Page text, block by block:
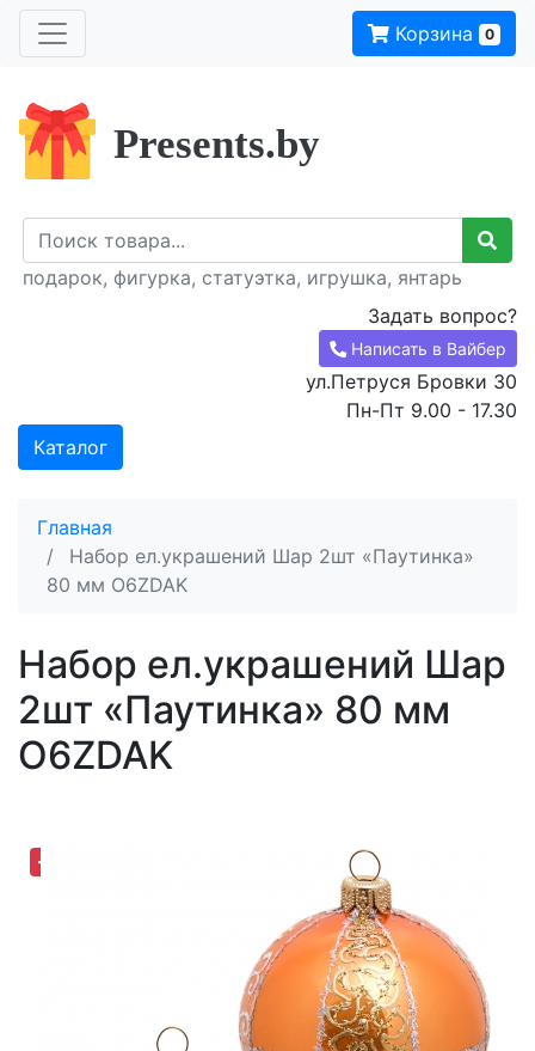
Корзина 0
Presents.by
подарок, фигурка, статуэтка, игрушка, янтарь
Задать вопрос?
Написать в Вайбер
ул.Петруся Бровки 30
Пн-Пт 9.00 - 17.30
Каталог
Главная
Набор ел.украшений Шар 2шт «Паутинка»
80 мм O6ZDAK
Набор ел.украшений Шар
2шт «Паутинка» 80 мм
O6ZDAK
-30,63%